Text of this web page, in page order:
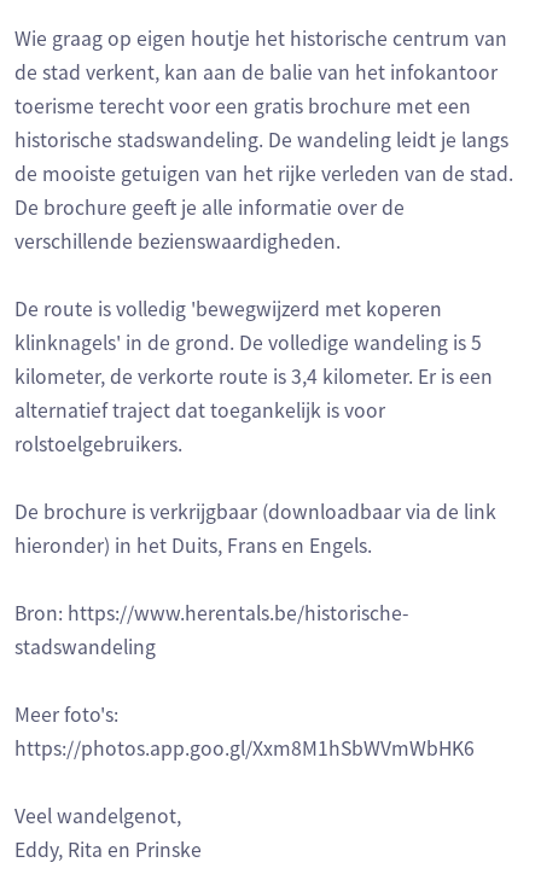
Wie graag op eigen houtje het historische centrum van
de stad verkent, kan aan de balie van het infokantoor
toerisme terecht voor een gratis brochure met een
historische stadswandeling. De wandeling leidt je langs
de mooiste getuigen van het rijke verleden van de stad.
De brochure geeft je alle informatie over de
verschillende bezienswaardigheden.
De route is volledig 'bewegwijzerd met koperen
klinknagels' in de grond. De volledige wandeling is 5
kilometer, de verkorte route is 3,4 kilometer. Er is een
alternatief traject dat toegankelijk is voor
rolstoelgebruikers.
De brochure is verkrijgbaar (downloadbaar via de link
hieronder) in het Duits, Frans en Engels.
Bron: https://www.herentals.be/historische-
stadswandeling
Meer foto's:
https://photos.app.goo.gl/Xxm8M1hSbWVmWbHK6
Veel wandelgenot,
Eddy, Rita en Prinske